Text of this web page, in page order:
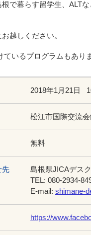
で暮らす留学生、ALT
越しください。
いるプログラムもあり
2018年1月21日
松江市国際交流会
無料
先
島根県JICAデス
TEL: 080-2934-
E-mail: shimane-
https://